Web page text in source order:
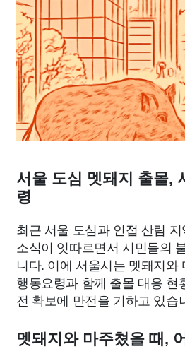
서울 도심 멧돼지 출몰,
령
최근 서울 도심과 인접 산림
소식이 잇따르면서 시민들의
니다. 이에 서울시는 멧돼지와
행동요령과 함께 출몰 대응 현
전 확보에 만전을 기하고 있습
멧돼지와 마주쳤을 때,